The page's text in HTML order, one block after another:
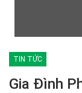
TIN TỨC
Gia Đình